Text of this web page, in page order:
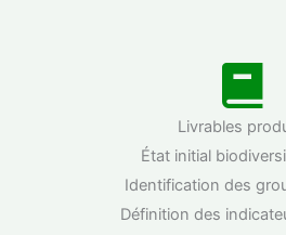
Livrables
État initial
Identification des
Définition des